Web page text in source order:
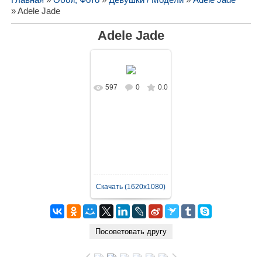
» Adele Jade
Adele Jade
В реальном
597 0 0.0
Скачать (1620x1080)